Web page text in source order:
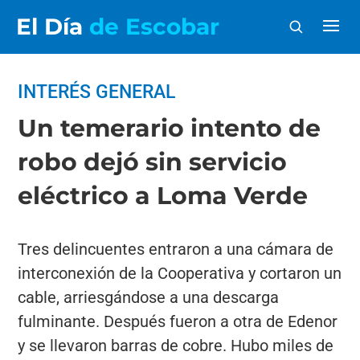
El Día de Escobar
INTERÉS GENERAL
Un temerario intento de
robo dejó sin servicio
eléctrico a Loma Verde
Tres delincuentes entraron a una cámara de
interconexión de la Cooperativa y cortaron un
cable, arriesgándose a una descarga
fulminante. Después fueron a otra de Edenor
y se llevaron barras de cobre. Hubo miles de